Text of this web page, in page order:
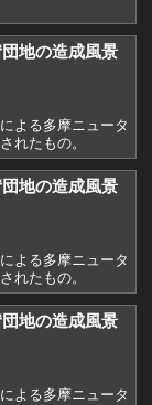
地の造成風景
よる多摩ニュータ
されたもの。
地の造成風景
よる多摩ニュータ
れたもの。
地の造成風景
よる多摩ニュータ